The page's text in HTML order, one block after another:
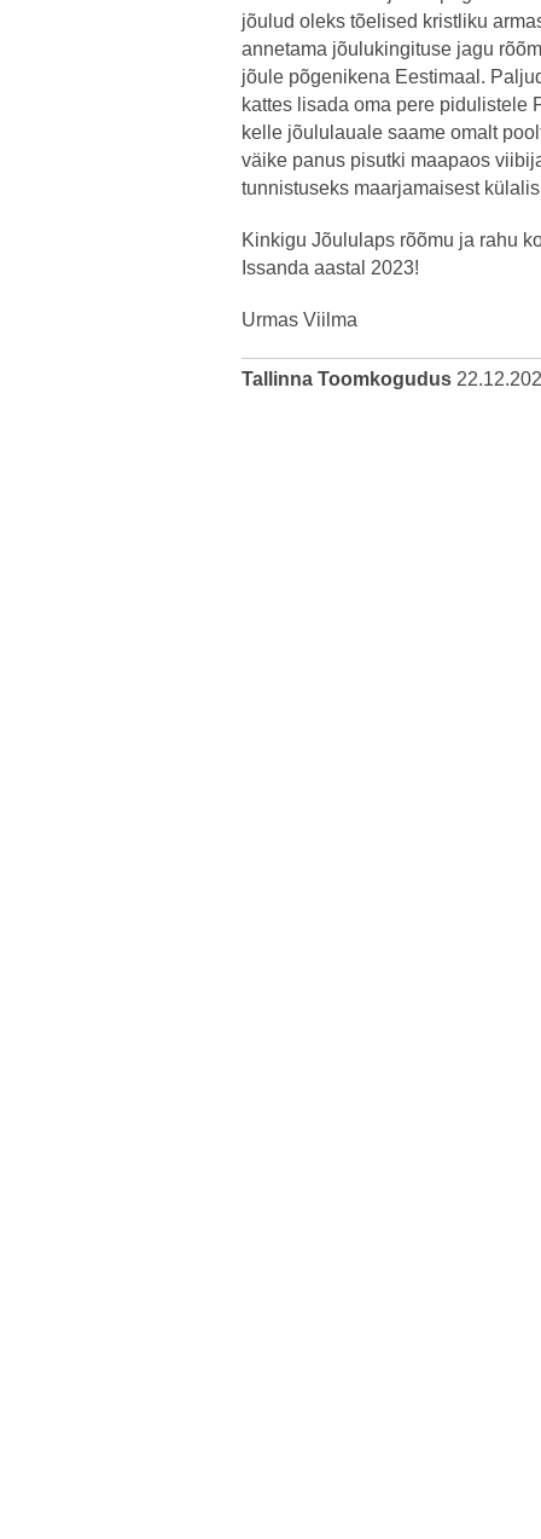
jõulud oleks tõelised kristliku
annetama jõulukingituse jagu
jõule põgenikena Eestimaal.
kattes lisada oma pere pidulistele
kelle jõululauale saame omalt
väike panus pisutki maapaos
tunnistuseks maarjamaisest
Kinkigu Jõululaps rõõmu ja rahu
Issanda aastal 2023!
Urmas Viilma
Tallinna Toomkogudus